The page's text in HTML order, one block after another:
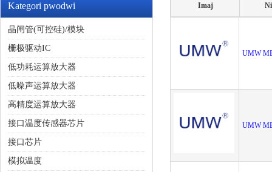
Kategori pwodwi
晶闸管(可控硅)/模块
栅极驱动IC
低功耗运算放大器
低噪声运算放大器
高精度运算放大器
接口温度传感器芯片
接口芯片
模拟温度
Imaj
UMW
UMW